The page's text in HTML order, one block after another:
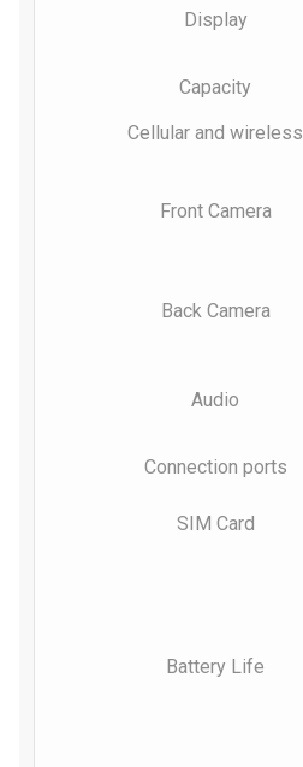
Display
Capacity
Cellular and wireless
Front Camera
Back Camera
Audio
Connection ports
SIM Card
Battery Life